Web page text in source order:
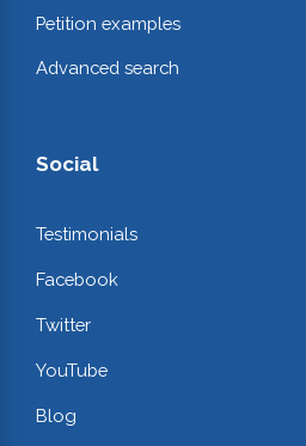
Petition examples
Advanced search
Social
Testimonials
Facebook
Twitter
YouTube
Blog